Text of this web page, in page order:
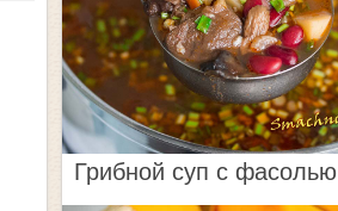
Грибной суп с фасолью